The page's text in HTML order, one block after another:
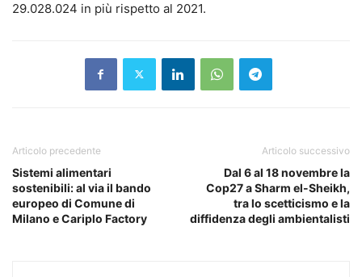
29.028.024 in più rispetto al 2021.
Articolo precedente
Sistemi alimentari
sostenibili: al via il bando
europeo di Comune di
Milano e Cariplo Factory
Articolo successivo
Dal 6 al 18 novembre la
Cop27 a Sharm el-Sheikh,
tra lo scetticismo e la
diffidenza degli ambientalisti